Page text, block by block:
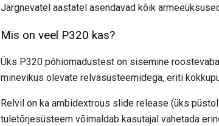
Järgnevatel aastatel asendavad kõik
Mis on veel P320 kas?
Üks P320 põhiomadustest on sisemine
minevikus olevate relvasüsteemidega, eriti
Relvil on ka ambidextrous slide release (üks
tuletõrjesüsteem võimaldab kasutajal vahetada